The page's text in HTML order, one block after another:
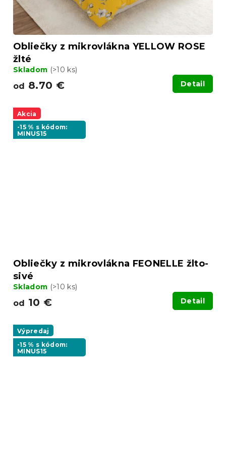
Obliečky z mikrovlákna YELLOW ROSE
žlté
Skladom (>10 ks)
od 8.70 € Detail
Akcia
-15 % s kódom:
MINUS15
Obliečky z mikrovlákna FEONELLE žlto-
sivé
Skladom (>10 ks)
od 10 € Detail
Výpredaj
-15 % s kódom:
MINUS15